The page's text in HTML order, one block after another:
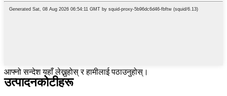
आफ्नो सन्देश यहाँ लेख्नुहोस् र हामीलाई पठाउनुहोस्।
उत्पादनकोटीहरू